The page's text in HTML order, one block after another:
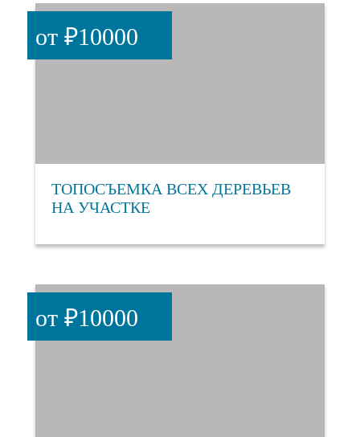
ТОПОСЪЕМКА ВСЕХ ДЕРЕВЬЕВ
НА УЧАСТКЕ
от ₽10000
от ₽10000